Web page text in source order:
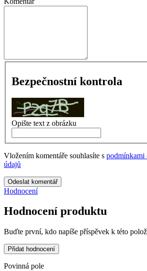
Bezpečnostní kontrola
Opište text z obrázku
Vložením komentáře souhlasíte s podmínkami
údajů
Odeslat komentář
Hodnocení
Hodnocení produktu
Buďte první, kdo napíše příspěvek k této
Přidat hodnocení
Povinná pole